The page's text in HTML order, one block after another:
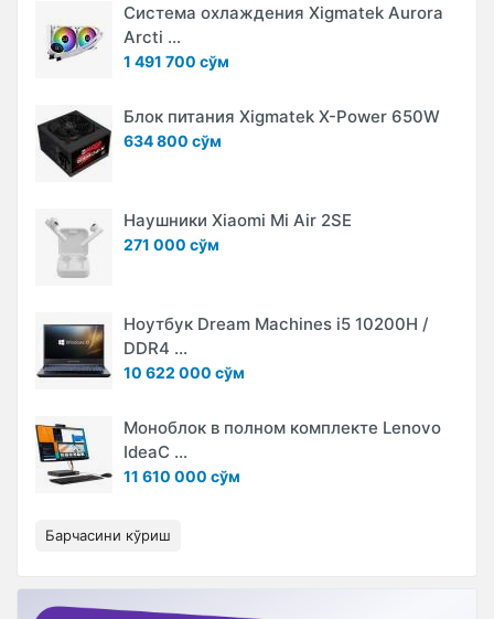
Система охлаждения Xigmatek Aurora
Arcti ...
1 491 700 сўм
Блок питания Xigmatek X-Power 650W
634 800 сўм
Наушники Xiaomi Mi Air 2SE
271 000 сўм
Ноутбук Dream Machines i5 10200H /
DDR4 ...
10 622 000 сўм
Моноблок в полном комплекте Lenovo
IdeaC ...
11 610 000 сўм
Барчасини кўриш